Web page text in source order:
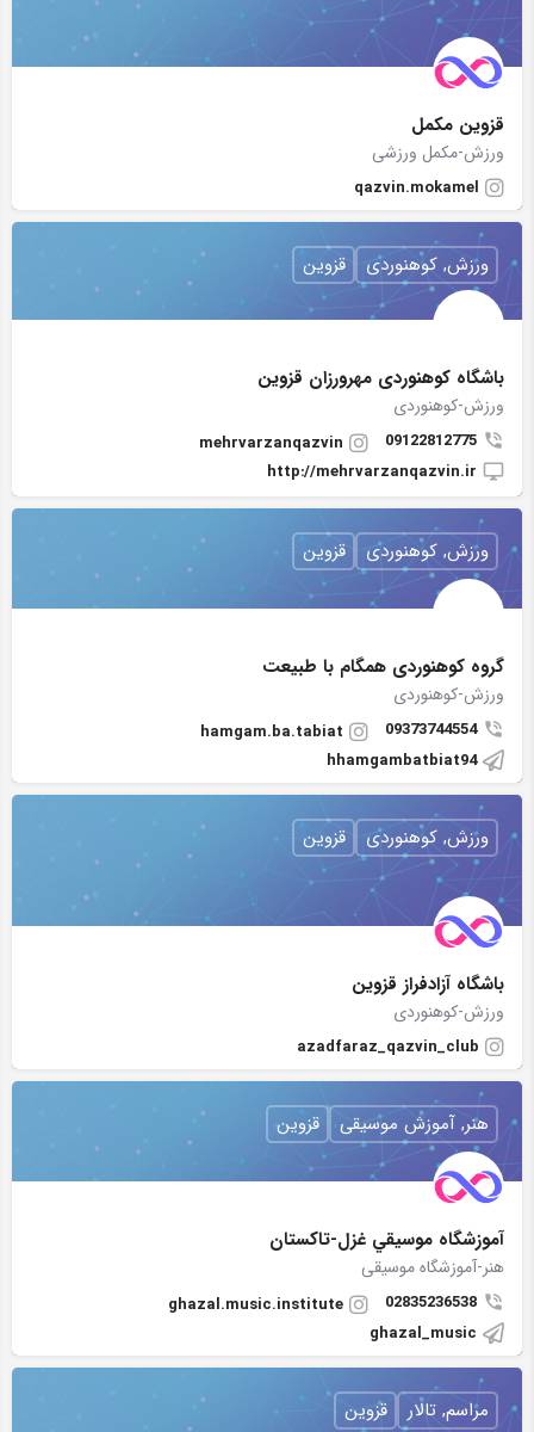
قزوین مکمل
ورزش-مکمل ورزشی
qazvin.mokamel
باشگاه کوهنوردی مهرورزان قزوین
ورزش-کوهنوردی
09122812775
mehrvarzanqazvin
http://mehrvarzanqazvin.ir
ورزش, کوهنوردی قزوین
گروه کوهنوردی همگام با طبیعت
ورزش-کوهنوردی
09373744554
hamgam.ba.tabiat
hhamgambatbiat94
ورزش, کوهنوردی قزوین
باشگاه آزادفراز قزوین
ورزش-کوهنوردی
azadfaraz_qazvin_club
ورزش, کوهنوردی قزوین
آموزشگاه موسيقي غزل-تاكستان
هنر-آموزشگاه موسیقی
02835236538
ghazal.music.institute
ghazal_music
هنر, آموزش موسیقی قزوین
مراسم, تالار قزوین